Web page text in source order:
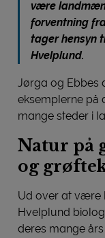
være
forventning
tager hensyn
Hvelplund.
Jørga og Ebbes
eksemplerne på
mange steder i
Natur på
og
Ud over at være
Hvelplund
deres mange